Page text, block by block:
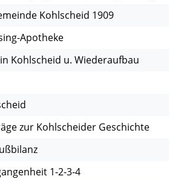
Kohlscheid 1909
Apotheke
Kohlscheid u. Wiederaufbau
zur Kohlscheider Geschichte
1-2-3-4